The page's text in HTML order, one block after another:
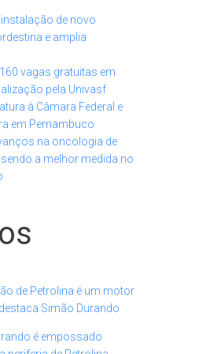
de novo
e amplia
vagas gratuitas em
pela Univasf
à Câmara Federal e
em Pernambuco
na oncologia de
a melhor medida no
de Petrolina é um motor
Simão Durando
é empossado